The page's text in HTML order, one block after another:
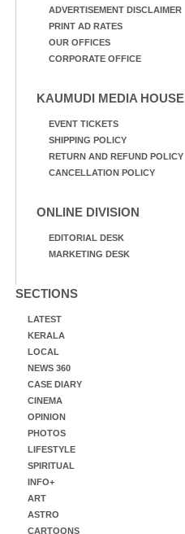
ADVERTISEMENT DISCLAIMER
PRINT AD RATES
OUR OFFICES
CORPORATE OFFICE
KAUMUDI MEDIA HOUSE
EVENT TICKETS
SHIPPING POLICY
RETURN AND REFUND POLICY
CANCELLATION POLICY
ONLINE DIVISION
EDITORIAL DESK
MARKETING DESK
SECTIONS
LATEST
KERALA
LOCAL
NEWS 360
CASE DIARY
CINEMA
OPINION
PHOTOS
LIFESTYLE
SPIRITUAL
INFO+
ART
ASTRO
CARTOONS